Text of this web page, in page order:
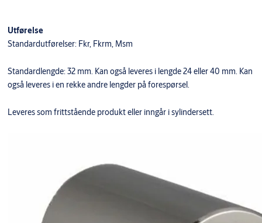
Utførelse
Standardutførelser: Fkr, Fkrm, Msm
Standardlengde: 32 mm. Kan også leveres i lengde 24 eller 40 mm. Kan
også leveres i en rekke andre lengder på forespørsel.
Leveres som frittstående produkt eller inngår i sylindersett.